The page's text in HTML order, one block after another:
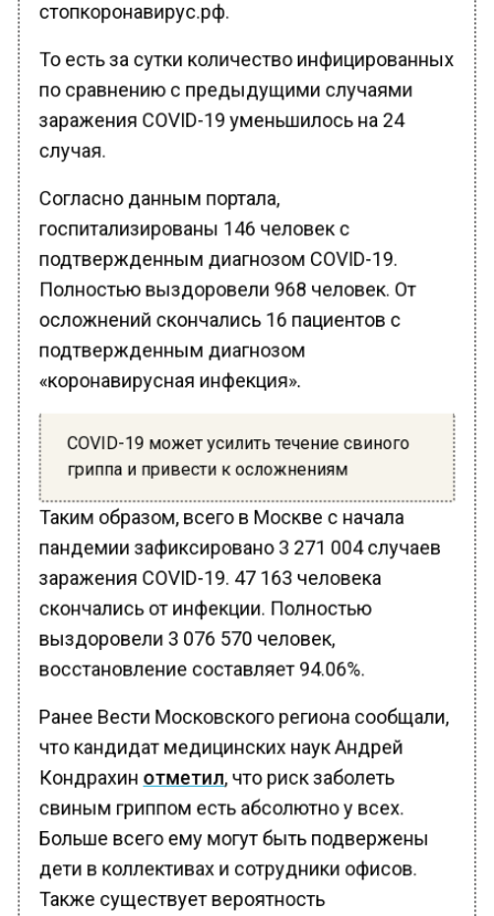
То есть за сутки количество инфицированных
заражения COVID-19 уменьшилось на 24
случая.
Согласно данным портала,
госпитализированы 146 человек с
подтвержденным диагнозом COVID-19.
Полностью выздоровели 968 человек. От
осложнений скончались 16 пациентов с
подтвержденным диагнозом
«коронавирусная инфекция».
COVID-19 может усилить течение свиного
гриппа и привести к осложнениям
Таким образом, всего в Москве с начала
пандемии зафиксировано 3 271 004 случаев
заражения COVID-19. 47 163 человека
скончались от инфекции. Полностью
выздоровели 3 076 570 человек,
восстановление составляет 94.06%.
Ранее Вести Московского региона сообщали,
что кандидат медицинских наук Андрей
Кондрахин отметил, что риск заболеть
свиным гриппом есть абсолютно у всех.
Больше всего ему могут быть подвержены
дети в коллективах и сотрудники офисов.
Также существует вероятность